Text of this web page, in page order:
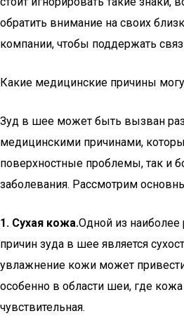
обратить внимание на своих
компании, чтобы поддержать
Какие медицинские причины
Зуд в шее может быть вызван
медицинскими причинами,
поверхностные проблемы, так и
заболевания. Рассмотрим
1. Сухая кожа.Одной из наиболее
причин зуда в шее является
увлажнение кожи может
особенно в области шеи, где
чувствительная.